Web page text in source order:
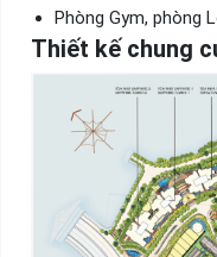
Phòng Gym, phòng
Thiết kế chung